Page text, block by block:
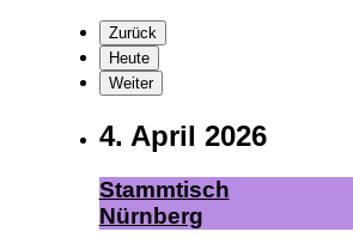
Zurück
Heute
Weiter
4. April 2026
Stamm­tisch
Nürn­berg